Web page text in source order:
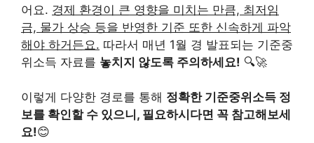
어요. 경제 환경이 큰 영향을 미치는 만큼, 최저임
금, 물가 상승 등을 반영한 기준 또한 신속하게 파악
해야 하거든요. 따라서 매년 1월 경 발표되는 기준중
위소득 자료를 놓치지 않도록 주의하세요! 🔍🚀
이렇게 다양한 경로를 통해 정확한 기준중위소득 정
보를 확인할 수 있으니, 필요하시다면 꼭 참고해보세
요!😊